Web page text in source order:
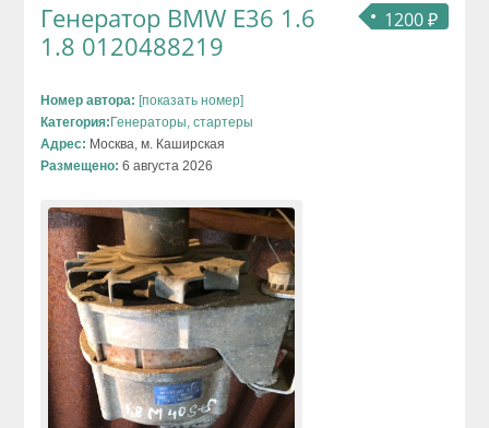
1200 ₽
Генератор BMW E36 1.6
1.8 0120488219
Номер автора: [показать номер]
Категория: Генераторы, стартеры
Адрес: Москва, м. Каширская
Размещено: 6 августа 2026